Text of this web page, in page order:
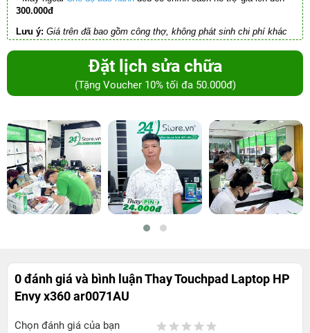
300.000đ
Lưu ý: Giá trên đã bao gồm công thợ, không phát sinh chi phí khác
Đặt lịch sửa chữa
(Tặng Voucher 10% tối đa 50.000đ)
0 đánh giá và bình luậnThay Touchpad Laptop HP
Envy x360 ar0071AU
Chọn đánh giá của bạn